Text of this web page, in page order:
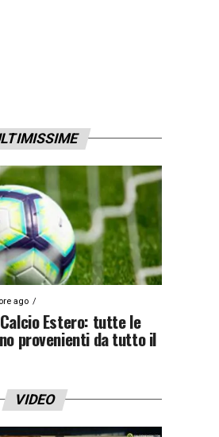
ago
Estero: tutte le
provenienti da tutto il
VIDEO